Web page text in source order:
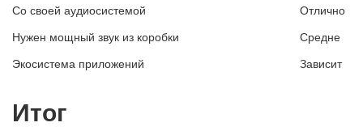
Со своей аудиосистемой
Отлично
Нужен мощный звук из коробки
Средне
Экосистема приложений
Зависит
Итог